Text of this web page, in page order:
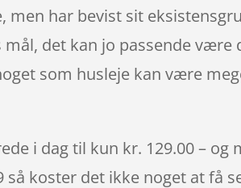
har bevist sit
det kan jo passende være
som husleje kan være
i dag til kun kr. 129.00 – og
koster det ikke noget at få